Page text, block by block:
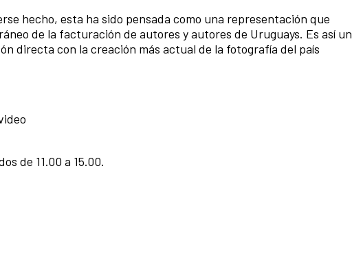
hecho, esta ha sido pensada como una representación que
de la facturación de autores y autores de Uruguays. Es así un
directa con la creación más actual de la fotografía del país
de 11.00 a 15.00.